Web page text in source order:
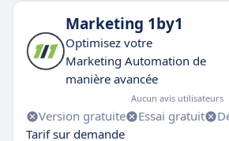
Marketing 1by1
Optimisez votre
Marketing Automation de
manière avancée
Aucun avis utilisateurs
Version gratuite Essai gratuit
Tarif sur demande